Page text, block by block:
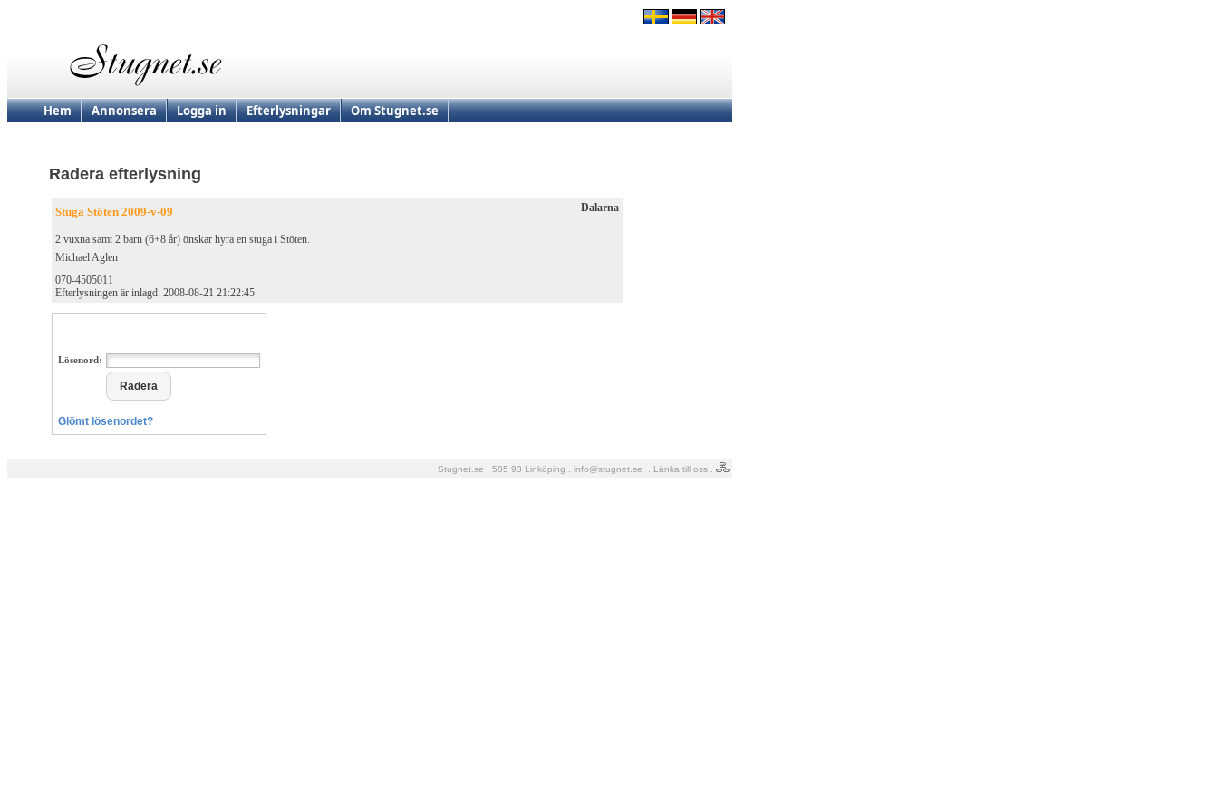
Hem Annonsera Logga in Efterlysningar Om Stugnet.se
Radera efterlysning
Stuga Stöten 2009-v-09
2 vuxna samt 2 barn (6+8 år) önskar hyra en stuga i Stöten.
Michael Aglen
070-4505011
Dalarna
Efterlysningen är inlagd: 2008-08-21 21:22:45
Lösenord:
Glömt lösenordet?
Stugnet.se . 585 93 Linköping . info@stugnet.se Länka till oss